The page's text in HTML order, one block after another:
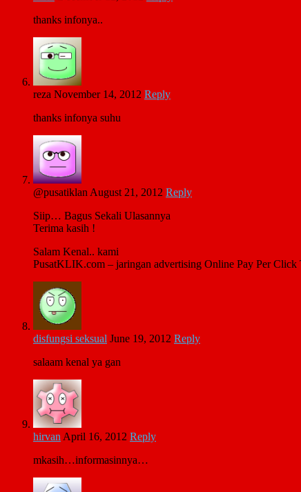
thanks infonya..
reza November 14, 2012 Reply
thanks infonya suhu
@pusatiklan August 21, 2012 Reply
Siip… Bagus Sekali Ulasannya
Terima kasih !
Salam Kenal.. kami
PusatKLIK.com – jaringan advertising Online Pay Per Click
disfungsi seksual June 19, 2012 Reply
salaam kenal ya gan
hirvan April 16, 2012 Reply
mkasih…informasinnya…